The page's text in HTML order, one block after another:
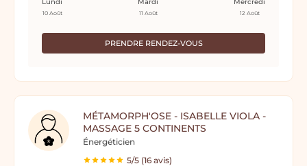
PRENDRE RENDEZ-VOUS
10 Août 11 Août 12 Août
MÉTAMORPH'OSE - ISABELLE VIOLA -
MASSAGE 5 CONTINENTS
Énergéticien
5/5 (16 avis)